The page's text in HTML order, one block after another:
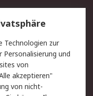
Technologien zur
und
von
akzeptieren"
von nicht-